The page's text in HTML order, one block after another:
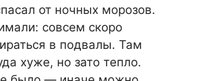
от ночных морозов.
совсем скоро
в подвалы. Там
хуже, но зато тепло.